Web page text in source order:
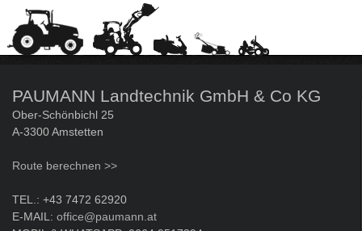
PAUMANN Landtechnik GmbH & Co KG
Ober-Schönbichl 25
A-3300 Amstetten
Route berechnen >>
TEL.: +43 7472 62920
E-MAIL: office@paumann.at